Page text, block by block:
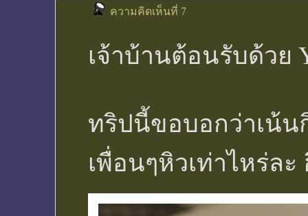
ความคิดเห็นที่ 7
เจ้าบ้านต้อนรับด้วย
ทริปนี้ขอบอกว่าเน้
เพื่อนๆหิวเท่าไหร่ละ